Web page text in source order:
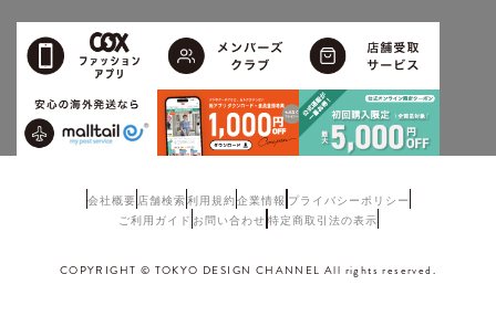
会社概要 店舗検索利用規約企業情報 プライバシーポリシー
ご利用ガイド お問い合わせ 特定商取引法の表示
COPYRIGHT © TOKYO DESIGN CHANNEL All rights reserved.